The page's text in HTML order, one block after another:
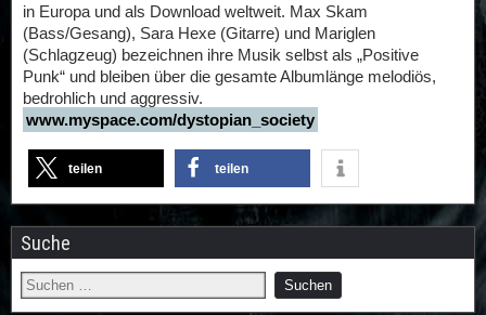
in Europa und als Download weltweit. Max Skam
(Bass/Gesang), Sara Hexe (Gitarre) und Mariglen
(Schlagzeug) bezeichnen ihre Musik selbst als „Positive
Punk“ und bleiben über die gesamte Albumlänge melodiös,
bedrohlich und aggressiv.
www.myspace.com/dystopian_society
teilen teilen
Suche